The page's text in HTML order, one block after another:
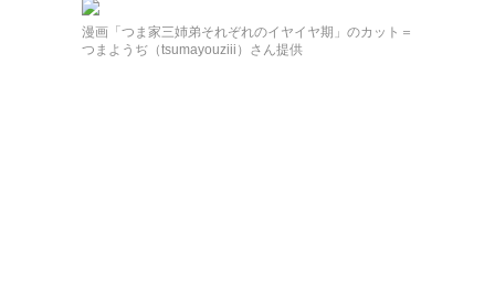
漫画「つま家三姉弟それぞれのイヤイヤ期」のカット＝
つまようぢ（tsumayouziii）さん提供